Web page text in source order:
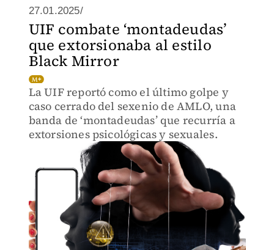
27.01.2025/
UIF combate ‘montadeudas’
que extorsionaba al estilo
Black Mirror
La UIF reportó como el último golpe y
caso cerrado del sexenio de AMLO, una
banda de ‘montadeudas’ que recurría a
extorsiones psicológicas y sexuales.